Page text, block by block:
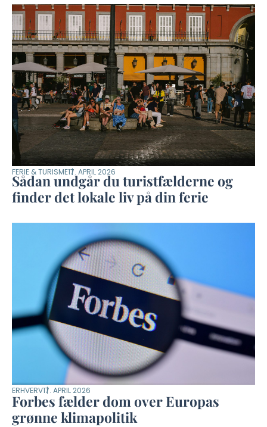
FERIE & TURISME17. APRIL 2026
Sådan undgår du turistfælderne og
finder det lokale liv på din ferie
ERHVERV17. APRIL 2026
Forbes fælder dom over Europas
grønne klimapolitik